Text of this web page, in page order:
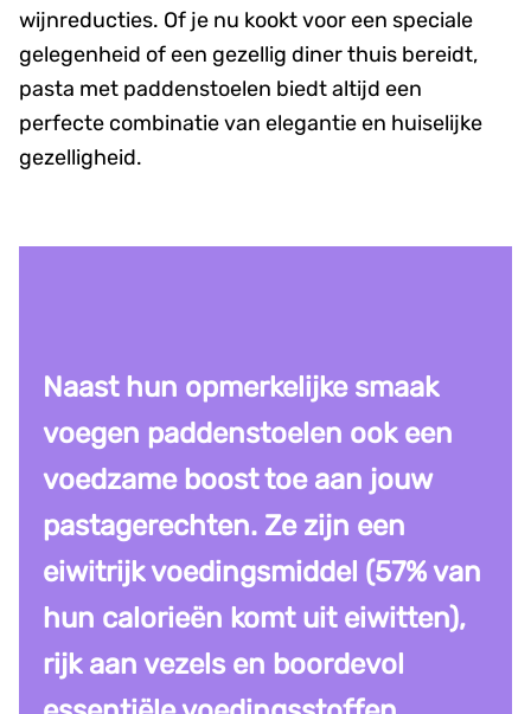
wijnreducties. Of je nu kookt voor een speciale
gelegenheid of een gezellig diner thuis bereidt,
pasta met paddenstoelen biedt altijd een
perfecte combinatie van elegantie en huiselijke
gezelligheid.
Naast hun opmerkelijke smaak
voegen paddenstoelen ook een
voedzame boost toe aan jouw
pastagerechten. Ze zijn een
eiwitrijk voedingsmiddel (57% van
hun calorieën komt uit eiwitten),
rijk aan vezels en boordevol